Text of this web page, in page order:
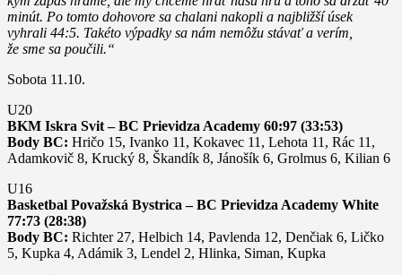
minút. Po tomto dohovore sa chalani nakopli a najbližší úsek
vyhrali 44:5. Takéto výpadky sa nám nemôžu stávať a verím,
že sme sa poučili.“
Sobota 11.10.
U20
BKM Iskra Svit – BC Prievidza Academy 60:97 (33:53)
Body BC: Hričo 15, Ivanko 11, Kokavec 11, Lehota 11, Rác 11,
Adamkovič 8, Krucký 8, Škandík 8, Jánošík 6, Grolmus 6, Kilian 6
U16
Basketbal Považská Bystrica – BC Prievidza Academy White
77:73 (28:38)
Body BC: Richter 27, Helbich 14, Pavlenda 12, Denčiak 6, Ličko
5, Kupka 4, Adámik 3, Lendel 2, Hlinka, Siman, Kupka